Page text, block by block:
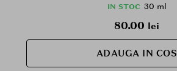
IN STOC 30 ml
80.00 lei
ADAUGA IN COS